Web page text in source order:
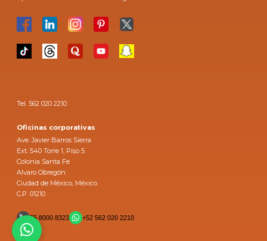
Tel. 562 020 2210
Oficinas corporativas
Ave. Javier Barros Sierra
Ext. 540 Torre 1, Piso 5
Colonia Santa Fe
Alvaro Obregón
Ciudad de México, México
C.P. 01210
55 8000 8323 +52 562 020 2210